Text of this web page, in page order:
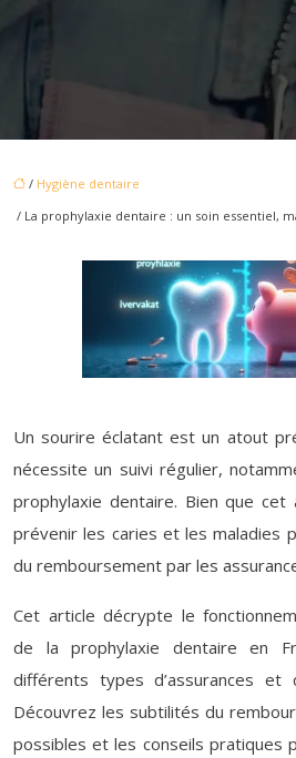
/ Hygiène dentaire
/ La prophylaxie dentaire : un soin essentiel,
Un sourire éclatant est un atout
nécessite un suivi régulier,
prophylaxie dentaire. Bien que
prévenir les caries et les maladies
du remboursement par les
Cet article décrypte le
de la prophylaxie dentaire en
différents types d’assurances
Découvrez les subtilités du
possibles et les conseils pratiques